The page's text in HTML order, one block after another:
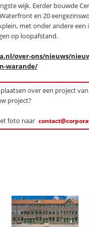
wijk. Eerder bouwde
en 20
met onder andere
op loopafstand.
over-ons/nieuws/
warande/
over een project
project?
foto naar